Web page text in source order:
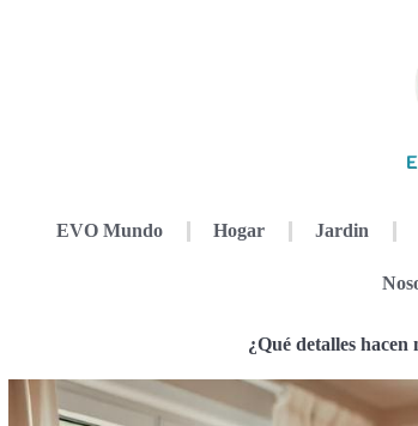
EVO Mundo Hogar Jardin
¿Qué detalles hacen